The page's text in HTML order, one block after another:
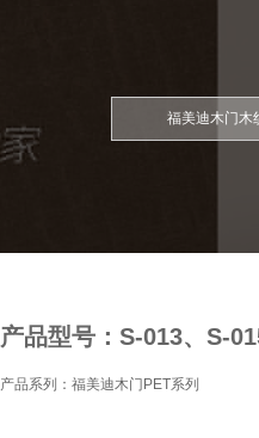
福美迪木门木
产品型号：S-013、S-
产品系列：福美迪木门PET系列